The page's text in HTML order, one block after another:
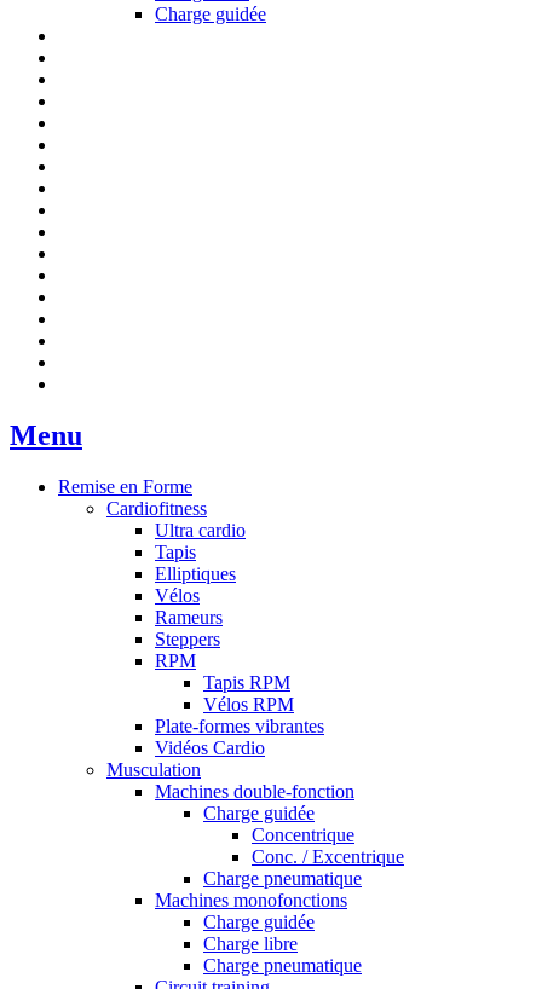
Charge guidée
Menu
Remise en Forme
Cardiofitness
Ultra cardio
Tapis
Elliptiques
Vélos
Rameurs
Steppers
RPM
Tapis RPM
Vélos RPM
Plate-formes vibrantes
Vidéos Cardio
Musculation
Machines double-fonction
Charge guidée
Concentrique
Conc. / Excentrique
Charge pneumatique
Machines monofonctions
Charge guidée
Charge libre
Charge pneumatique